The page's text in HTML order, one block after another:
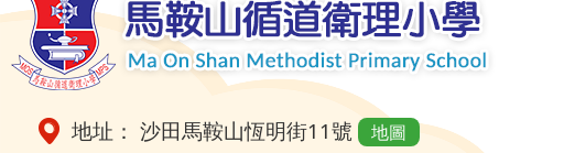
地址： 沙田馬鞍山恆明街11號 地圖